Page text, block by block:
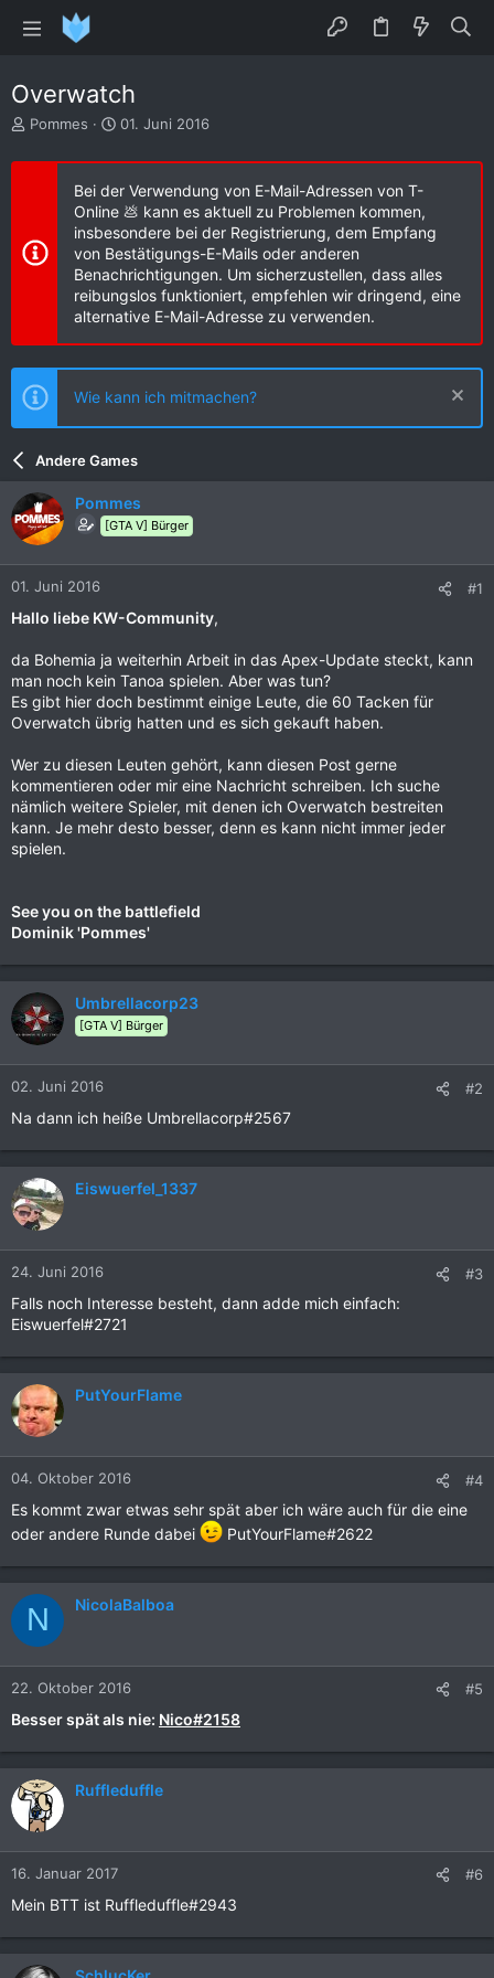
Overwatch
E
s
l
e
Pommes
E
s
e
l
t
a
m
01. Juni 2016
Bei der Verwendung von E-Mail-Adressen von T-
Online 💩 kann es aktuell zu Problemen kommen,
insbesondere bei der Registrierung, dem Empfang
von Bestätigungs-E-Mails oder anderen
Benachrichtigungen. Um sicherzustellen, dass alles
reibungslos funktioniert, empfehlen wir dringend, eine
alternative E-Mail-Adresse zu verwenden.
Wie kann ich mitmachen?
Andere Games
Pommes
[GTA V] Bürger
01. Juni 2016 #1
Hallo liebe KW-Community,
da Bohemia ja weiterhin Arbeit in das Apex-Update steckt, kann
man noch kein Tanoa spielen. Aber was tun?
Es gibt hier doch bestimmt einige Leute, die 60 Tacken für
Overwatch übrig hatten und es sich gekauft haben.
Wer zu diesen Leuten gehört, kann diesen Post gerne
kommentieren oder mir eine Nachricht schreiben. Ich suche
nämlich weitere Spieler, mit denen ich Overwatch bestreiten
kann. Je mehr desto besser, denn es kann nicht immer jeder
spielen.
See you on the battlefield
Dominik 'Pommes'
Umbrellacorp23
[GTA V] Bürger
02. Juni 2016 #2
Na dann ich heiße Umbrellacorp#2567
Eiswuerfel_1337
24. Juni 2016 #3
Falls noch Interesse besteht, dann adde mich einfach:
Eiswuerfel#2721
PutYourFlame
04. Oktober 2016 #4
Es kommt zwar etwas sehr spät aber ich wäre auch für die eine
oder andere Runde dabei
PutYourFlame#2622
N NicolaBalboa
22. Oktober 2016 #5
Besser spät als nie: Nico#2158
Ruffleduffle
16. Januar 2017 #6
Mein BTT ist Ruffleduffle#2943